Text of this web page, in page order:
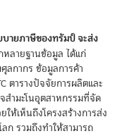
ายภาษีของทรัมป์ จะส่ง
หลายฐานข้อมูล ได้แก่
ลกากร ข้อมูลการค้า
ตารางปัจจัยการผลิตและ
สำมะโนอุตสาหกรรมที่จัด
ห้เห็นถึงโครงสร้างการส่ง
ก รวมถึงทำให้สามารถ